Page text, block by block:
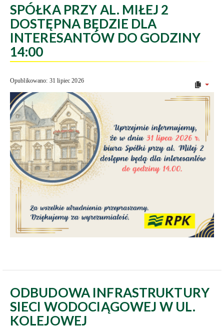
SPÓŁKA PRZY AL. MIŁEJ 2
DOSTĘPNA BĘDZIE DLA
INTERESANTÓW DO GODZINY
14:00
Opublikowano: 31 lipiec 2026
ODBUDOWA INFRASTRUKTURY
SIECI WODOCIĄGOWEJ W UL.
KOLEJOWEJ